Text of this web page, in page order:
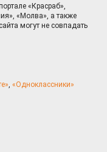
«Красраб»,
«Молва», а также
могут не совпадать
, «Одноклассники»